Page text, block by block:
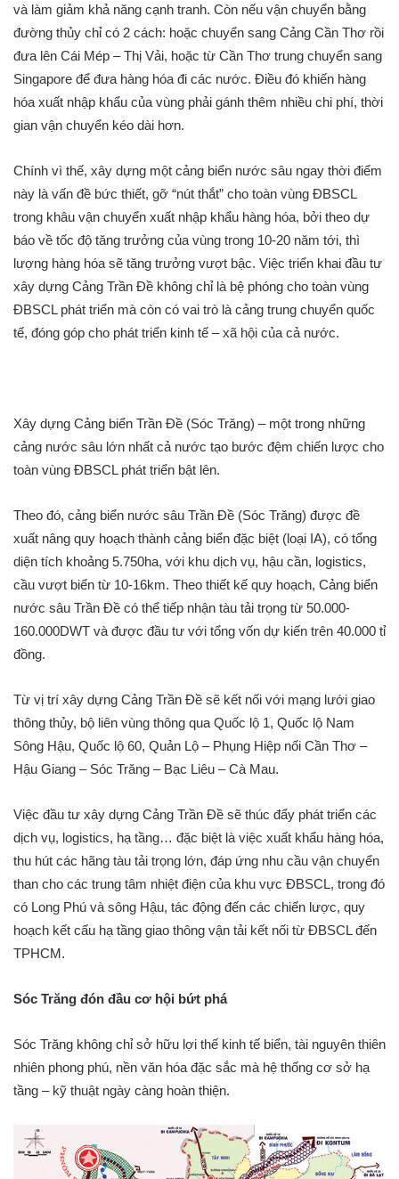
và làm giảm khả năng cạnh tranh. Còn nếu vận chuyển bằng
đường thủy chỉ có 2 cách: hoặc chuyển sang Cảng Cần Thơ rồi
đưa lên Cái Mép – Thị Vải, hoặc từ Cần Thơ trung chuyển sang
Singapore để đưa hàng hóa đi các nước. Điều đó khiến hàng
hóa xuất nhập khẩu của vùng phải gánh thêm nhiều chi phí, thời
gian vận chuyển kéo dài hơn.
Chính vì thế, xây dựng một cảng biển nước sâu ngay thời điểm
này là vấn đề bức thiết, gỡ “nút thắt” cho toàn vùng ĐBSCL
trong khâu vận chuyển xuất nhập khẩu hàng hóa, bởi theo dự
báo về tốc độ tăng trưởng của vùng trong 10-20 năm tới, thì
lượng hàng hóa sẽ tăng trưởng vượt bậc. Việc triển khai đầu tư
xây dựng Cảng Trần Đề không chỉ là bệ phóng cho toàn vùng
ĐBSCL phát triển mà còn có vai trò là cảng trung chuyển quốc
tế, đóng góp cho phát triển kinh tế – xã hội của cả nước.
Xây dựng Cảng biển Trần Đề (Sóc Trăng) – một trong những
cảng nước sâu lớn nhất cả nước tạo bước đệm chiến lược cho
toàn vùng ĐBSCL phát triển bật lên.
Theo đó, cảng biển nước sâu Trần Đề (Sóc Trăng) được đề
xuất nâng quy hoạch thành cảng biển đặc biệt (loại IA), có tổng
diện tích khoảng 5.750ha, với khu dịch vụ, hậu cần, logistics,
cầu vượt biển từ 10-16km. Theo thiết kế quy hoạch, Cảng biển
nước sâu Trần Đề có thể tiếp nhận tàu tải trọng từ 50.000-
160.000DWT và được đầu tư với tổng vốn dự kiến trên 40.000 tỉ
đồng.
Từ vị trí xây dựng Cảng Trần Đề sẽ kết nối với mạng lưới giao
thông thủy, bộ liên vùng thông qua Quốc lộ 1, Quốc lộ Nam
Sông Hậu, Quốc lộ 60, Quản Lộ – Phụng Hiệp nối Cần Thơ –
Hậu Giang – Sóc Trăng – Bạc Liêu – Cà Mau.
Việc đầu tư xây dựng Cảng Trần Đề sẽ thúc đẩy phát triển các
dịch vụ, logistics, hạ tầng… đặc biệt là việc xuất khẩu hàng hóa,
thu hút các hãng tàu tải trọng lớn, đáp ứng nhu cầu vận chuyển
than cho các trung tâm nhiệt điện của khu vực ĐBSCL, trong đó
có Long Phú và sông Hậu, tác động đến các chiến lược, quy
hoạch kết cấu hạ tầng giao thông vận tải kết nối từ ĐBSCL đến
TPHCM.
Sóc Trăng đón đầu cơ hội bứt phá
Sóc Trăng không chỉ sở hữu lợi thế kinh tế biển, tài nguyên thiên
nhiên phong phú, nền văn hóa đặc sắc mà hệ thống cơ sở hạ
tầng – kỹ thuật ngày càng hoàn thiện.